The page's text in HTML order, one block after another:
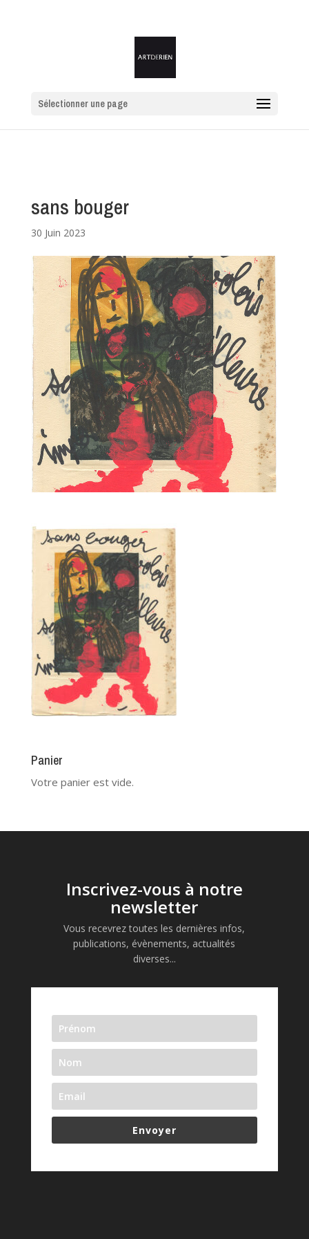
Sélectionner une page
sans bouger
30 Juin 2023
Panier
Votre panier est vide.
Inscrivez-vous à notre
newsletter
Vous recevrez toutes les dernières infos,
publications, évènements, actualités
diverses...
Envoyer